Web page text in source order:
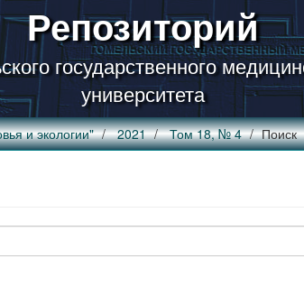
Репозиторий
государственного
университета
и экологии" 2021 Том 18, № 4 Поиск